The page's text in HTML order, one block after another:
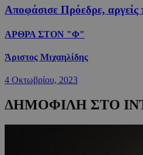
Αποφάσισε Πρόεδρε,
ΑΡΘΡΑ ΣΤΟΝ "Φ"
Άριστος Μιχαηλίδης
4 Οκτωβρίου, 2023
ΔΗΜΟΦΙΛΗ ΣΤΟ